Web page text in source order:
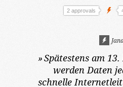
2 approvals
»Spätestens am
werden Daten
schnelle